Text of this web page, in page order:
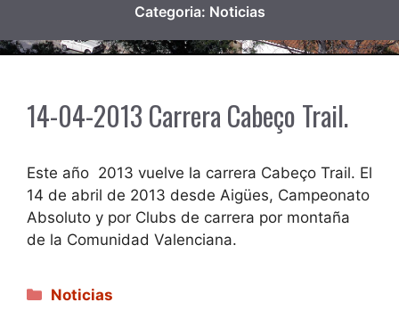
Categoria: Noticias
14-04-2013 Carrera Cabeço Trail.
Este año 2013 vuelve la carrera Cabeço Trail. El
14 de abril de 2013 desde Aigües, Campeonato
Absoluto y por Clubs de carrera por montaña
de la Comunidad Valenciana.
Categorías
Noticias